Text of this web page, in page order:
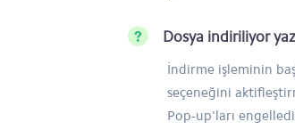
Dosya indiriliyor
İndirme işleminin
seçeneğini
Pop-up'ları